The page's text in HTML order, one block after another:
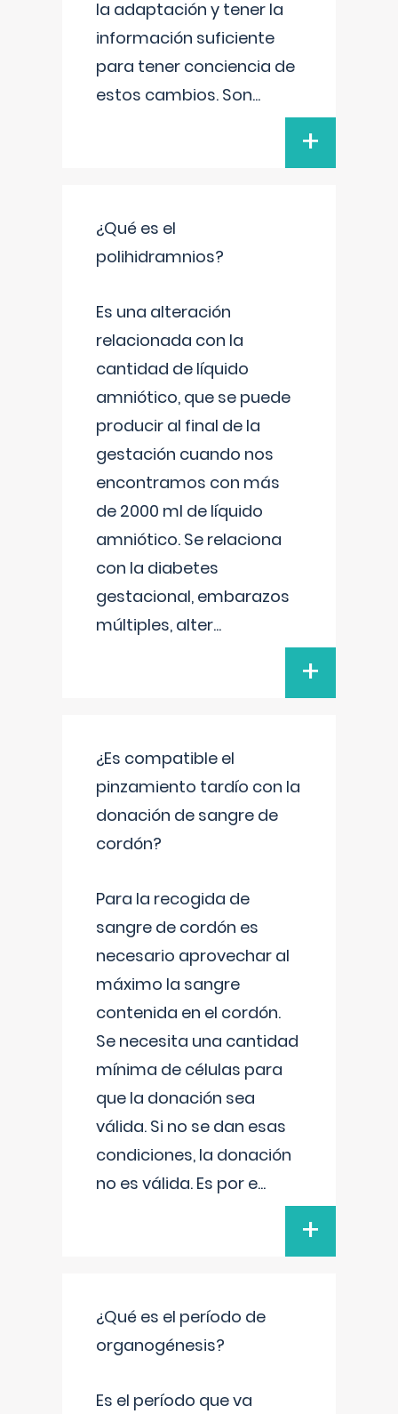
la adaptación y tener la
información suficiente
para tener conciencia de
estos cambios. Son...
+
¿Qué es el
polihidramnios?
Es una alteración
relacionada con la
cantidad de líquido
amniótico, que se puede
producir al final de la
gestación cuando nos
encontramos con más
de 2000 ml de líquido
amniótico. Se relaciona
con la diabetes
gestacional, embarazos
múltiples, alter...
+
¿Es compatible el
pinzamiento tardío con la
donación de sangre de
cordón?
Para la recogida de
sangre de cordón es
necesario aprovechar al
máximo la sangre
contenida en el cordón.
Se necesita una cantidad
mínima de células para
que la donación sea
válida. Si no se dan esas
condiciones, la donación
no es válida. Es por e...
+
¿Qué es el período de
organogénesis?
Es el período que va